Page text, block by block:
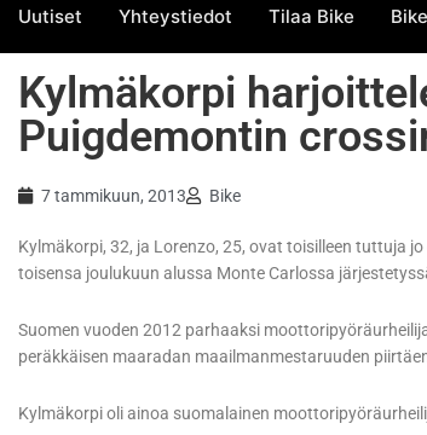
Uutiset Yhteystiedot Tilaa Bike
Kylmäkorpi
Puigdemontin
7 tammikuun, 2013 Bike
Kylmäkorpi, 32, ja Lorenzo, 25, ovat toisilleen tuttuja
toisensa joulukuun alussa Monte Carlossa
Suomen vuoden 2012 parhaaksi
peräkkäisen maaradan maailmanmestaruuden
Kylmäkorpi oli ainoa suomalainen